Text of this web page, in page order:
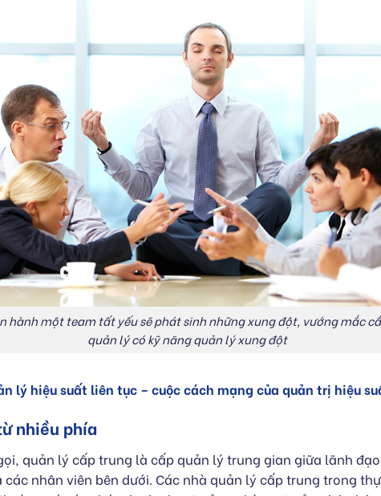
hành một team tất yếu sẽ phát sinh những xung đột, vướng mắc
quản lý có kỹ năng quản lý xung đột
lý hiệu suất liên tục – cuộc cách mạng của quản trị hiệu
nhiều phía
quản lý cấp trung là cấp quản lý trung gian giữa lãnh
các nhân viên bên dưới. Các nhà quản lý cấp trung trong